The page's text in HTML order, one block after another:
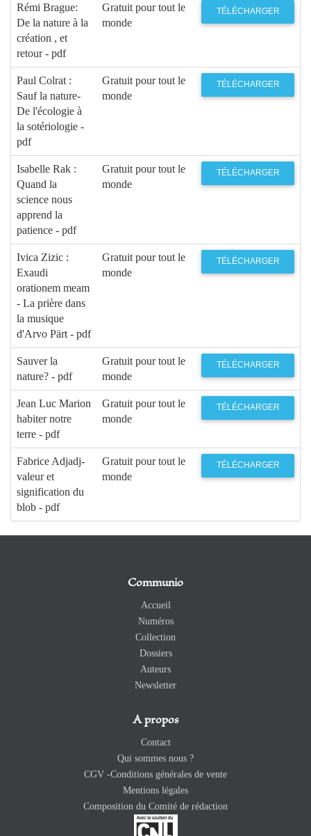
Rémi Brague:
De la nature à la
création , et
retour - pdf
Gratuit pour tout le
monde
TÉLÉCHARGER
Paul Colrat :
Sauf la nature-
De l'écologie à
la sotériologie -
pdf
Gratuit pour tout le
monde
TÉLÉCHARGER
Isabelle Rak :
Quand la
science nous
apprend la
patience - pdf
Gratuit pour tout le
monde
TÉLÉCHARGER
Ivica Zizic :
Exaudi
orationem meam
- La prière dans
la musique
d'Arvo Pärt - pdf
Gratuit pour tout le
monde
TÉLÉCHARGER
Sauver la
nature? - pdf
Gratuit pour tout le
monde
TÉLÉCHARGER
Jean Luc Marion
habiter notre
terre - pdf
Gratuit pour tout le
monde
TÉLÉCHARGER
Fabrice Adjadj-
valeur et
signification du
blob - pdf
Gratuit pour tout le
monde
TÉLÉCHARGER
Communio
Accueil
Numéros
Collection
Dossiers
Auteurs
Newsletter
A propos
Contact
Qui sommes nous ?
CGV -Conditions générales de vente
Mentions légales
Composition du Comité de rédaction